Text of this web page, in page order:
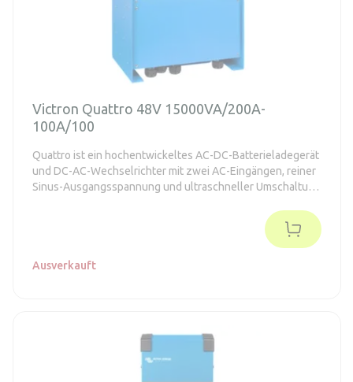
Victron Quattro 48V 15000VA/200A-
100A/100
Quattro ist ein hochentwickeltes AC-DC-Batterieladegerät
und DC-AC-Wechselrichter mit zwei AC-Eingängen, reiner
Sinus-Ausgangsspannung und ultraschneller Umschaltung
Ausverkauft